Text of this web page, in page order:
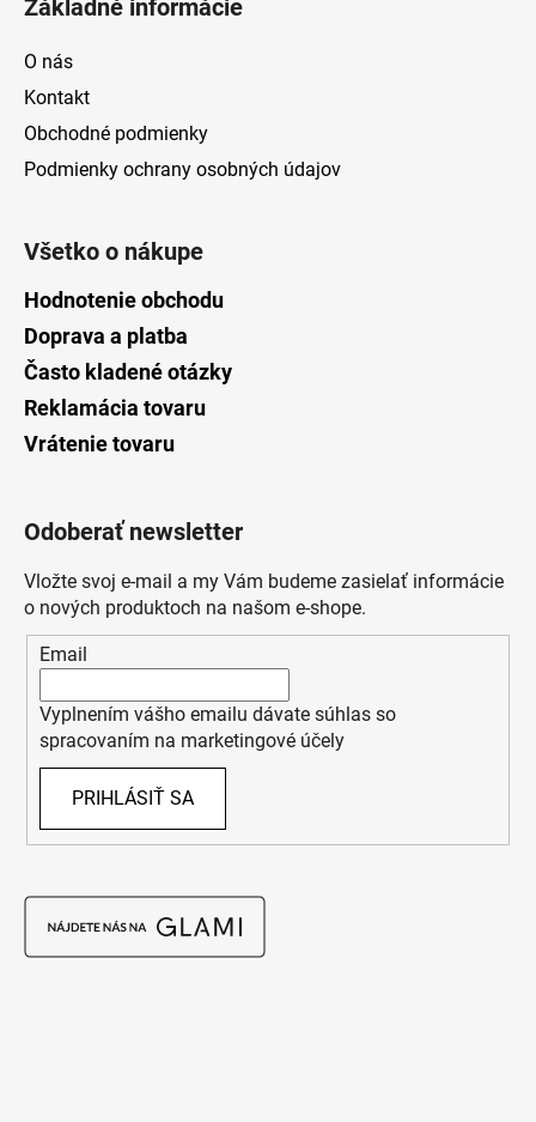
Základné informácie
O nás
Kontakt
Obchodné podmienky
Podmienky ochrany osobných údajov
Všetko o nákupe
Hodnotenie obchodu
Doprava a platba
Často kladené otázky
Reklamácia tovaru
Vrátenie tovaru
Odoberať newsletter
Vložte svoj e-mail a my Vám budeme zasielať informácie
o nových produktoch na našom e-shope.
Email
Vyplnením vášho emailu dávate súhlas so
spracovaním na marketingové účely
PRIHLÁSIŤ SA